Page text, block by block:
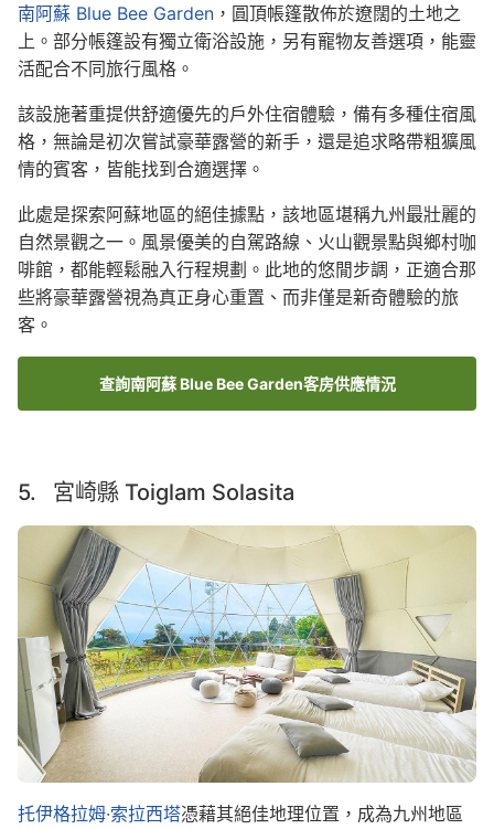
南阿蘇 Blue Bee Garden ，圓頂帳篷散佈於遼闊的土地之
上。部分帳篷設有獨立衛浴設施，另有寵物友善選項，能靈
活配合不同旅行風格。
該設施著重提供舒適優先的戶外住宿體驗，備有多種住宿風
格，無論是初次嘗試豪華露營的新手，還是追求略帶粗獷風
情的賓客，皆能找到合適選擇。
此處是探索阿蘇地區的絕佳據點，該地區堪稱九州最壯麗的
自然景觀之一。風景優美的自駕路線、火山觀景點與鄉村咖
啡館，都能輕鬆融入行程規劃。此地的悠閒步調，正適合那
些將豪華露營視為真正身心重置、而非僅是新奇體驗的旅
客。
查詢南阿蘇 Blue Bee Garden客房供應情況
5. 宮崎縣 Toiglam Solasita
Image
托伊格拉姆·索拉西塔憑藉其絕佳地理位置，成為九州地區